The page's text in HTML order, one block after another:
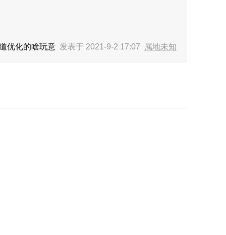
优化的啥玩意 发表于 2021-9-2 17:07 属地未知